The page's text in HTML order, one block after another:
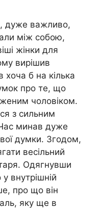
дуже важливо,
між собою,
жінки для
вирішив
хоча б на кілька
про те, що
чоловіком.
з сильним
минав дуже
думки. Згодом,
весільний
Одягнувши
внутрішній
про що він
яку ще в